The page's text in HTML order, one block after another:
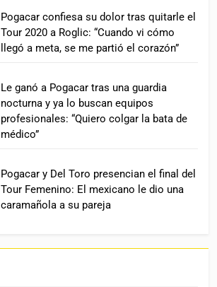
Pogacar confiesa su dolor tras quitarle el
Tour 2020 a Roglic: “Cuando vi cómo
llegó a meta, se me partió el corazón”
Le ganó a Pogacar tras una guardia
nocturna y ya lo buscan equipos
profesionales: “Quiero colgar la bata de
médico”
Pogacar y Del Toro presencian el final del
Tour Femenino: El mexicano le dio una
caramañola a su pareja